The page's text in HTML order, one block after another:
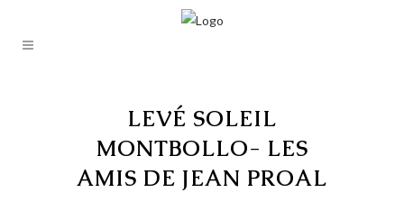
LEVÉ SOLEIL
MONTBOLLO- LES
AMIS DE JEAN PROAL